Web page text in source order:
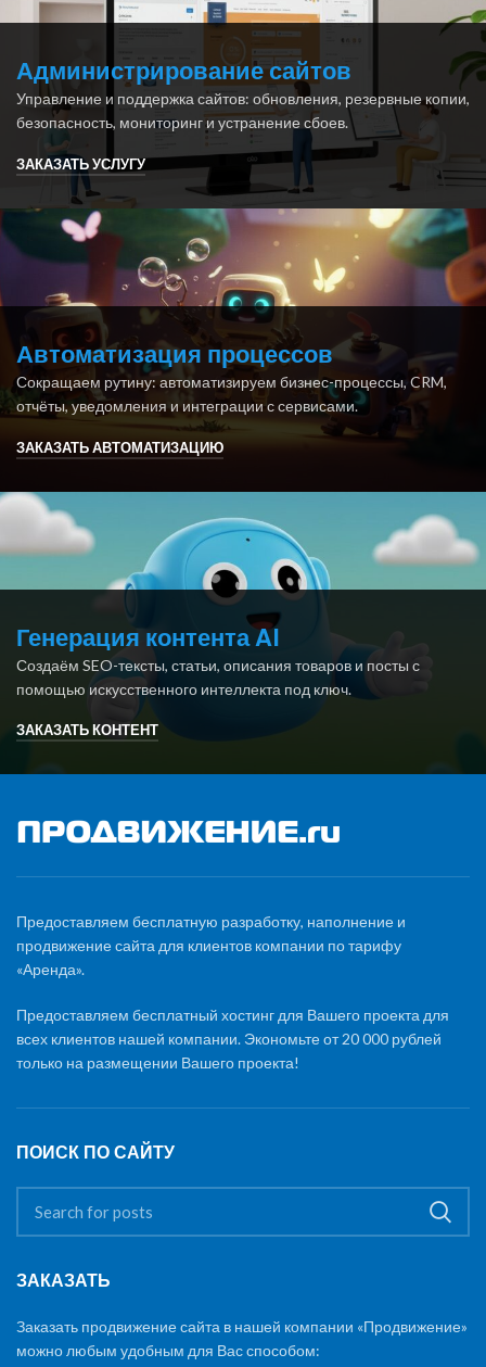
Администрирование сайтов
Управление и поддержка сайтов: обновления, резервные копии,
безопасность, мониторинг и устранение сбоев.
ЗАКАЗАТЬ УСЛУГУ
Автоматизация процессов
Сокращаем рутину: автоматизируем бизнес-процессы, CRM,
отчёты, уведомления и интеграции с сервисами.
ЗАКАЗАТЬ АВТОМАТИЗАЦИЮ
Генерация контента AI
Создаём SEO-тексты, статьи, описания товаров и посты с
помощью искусственного интеллекта под ключ.
ЗАКАЗАТЬ КОНТЕНТ
Предоставляем бесплатную разработку, наполнение и
продвижение сайта для клиентов компании по тарифу
«Аренда».
Предоставляем бесплатный хостинг для Вашего проекта для
всех клиентов нашей компании. Экономьте от 20 000 рублей
только на размещении Вашего проекта!
ПОИСК ПО САЙТУ
ЗАКАЗАТЬ
Заказать продвижение сайта в нашей компании «Продвижение»
можно любым удобным для Вас способом: